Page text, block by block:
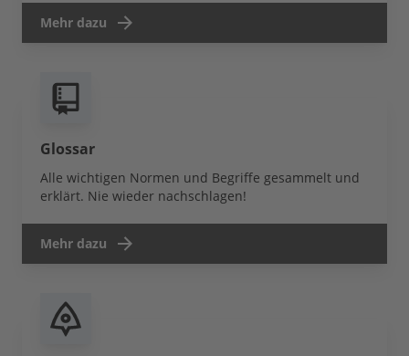
Mehr dazu
Glossar
Alle wichtigen Normen und Begriffe gesammelt und
erklärt. Nie wieder nachschlagen!
Mehr dazu